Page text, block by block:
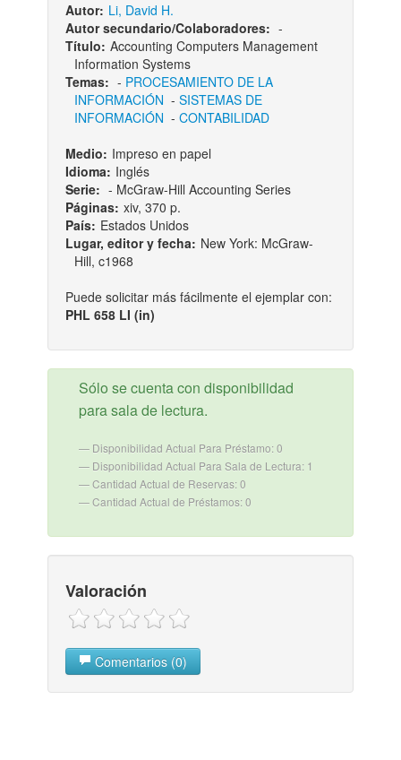
Autor: Li, David H.
Autor secundario/Colaboradores: -
Título: Accounting Computers Management
Information Systems
Temas: - PROCESAMIENTO DE LA
INFORMACIÓN - SISTEMAS DE
INFORMACIÓN - CONTABILIDAD
Medio: Impreso en papel
Idioma: Inglés
Serie: - McGraw-Hill Accounting Series
Páginas: xiv, 370 p.
País: Estados Unidos
Lugar, editor y fecha: New York: McGraw-
Hill, c1968
Puede solicitar más fácilmente el ejemplar con:
PHL 658 LI (in)
Sólo se cuenta con disponibilidad
para sala de lectura.
Disponibilidad Actual Para Préstamo: 0
Disponibilidad Actual Para Sala de Lectura: 1
Cantidad Actual de Reservas: 0
Cantidad Actual de Préstamos: 0
Valoración
Comentarios (0)